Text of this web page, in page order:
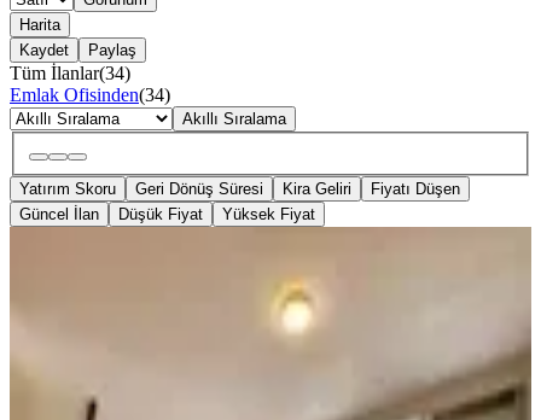
Harita
Kaydet
Paylaş
Tüm İlanlar(34)
Emlak Ofisinden(34)
Akıllı Sıralama
Yatırım Skoru Geri Dönüş Süresi Kira Geliri
Fiyatı Düşen
Güncel İlan
Düşük Fiyat Yüksek Fiyat
Çift Banyolu, Otoparklı 3+1
·01.08.2026